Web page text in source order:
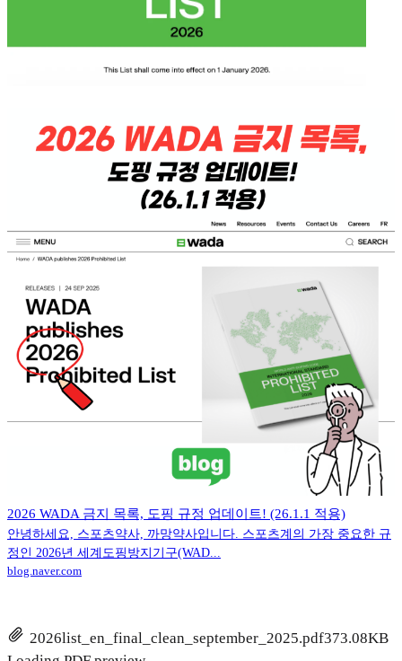
2026 WADA 금지 목록, 도핑 규정 업데이트! (26.1.1 적용)
안녕하세요, 스포츠약사, 까망약사입니다. 스포츠계의 가장 중요한 규
정인 2026년 세계도핑방지기구(WAD...
blog.naver.com
2026list_en_final_clean_september_2025.pdf373.08KB